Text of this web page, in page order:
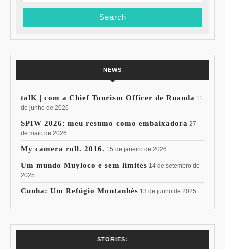
NEWS
talK | com a Chief Tourism Officer de Ruanda 11
de junho de 2026
SPIW 2026: meu resumo como embaixadora 27
de maio de 2026
My camera roll. 2016. 15 de janeiro de 2026
Um mundo Muyloco e sem limites 14 de setembro de
2025
Cunha: Um Refúgio Montanhês 13 de junho de 2025
STORIES: